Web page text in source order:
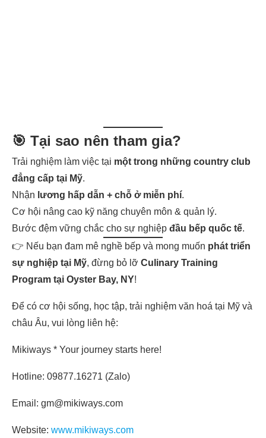
🎯 Tại sao nên tham gia?
Trải nghiệm làm việc tại một trong những country club
đẳng cấp tại Mỹ.
Nhận lương hấp dẫn + chỗ ở miễn phí.
Cơ hội nâng cao kỹ năng chuyên môn & quản lý.
Bước đệm vững chắc cho sự nghiệp đầu bếp quốc tế.
👉 Nếu bạn đam mê nghề bếp và mong muốn phát triển
sự nghiệp tại Mỹ, đừng bỏ lỡ Culinary Training
Program tại Oyster Bay, NY!
Để có cơ hội sống, học tập, trải nghiệm văn hoá tại Mỹ và
châu Âu, vui lòng liên hệ:
Mikiways * Your journey starts here!
Hotline: 09877.16271 (Zalo)
Email: gm@mikiways.com
Website: www.mikiways.com